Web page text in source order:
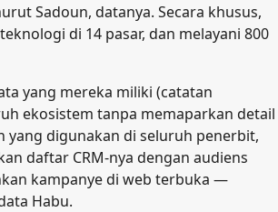
Sadoun, datanya. Secara khusus,
di 14 pasar, dan melayani 800
yang mereka miliki (catatan
ekosistem tanpa memaparkan detail
yang digunakan di seluruh penerbit,
daftar CRM-nya dengan audiens
kampanye di web terbuka —
Habu.